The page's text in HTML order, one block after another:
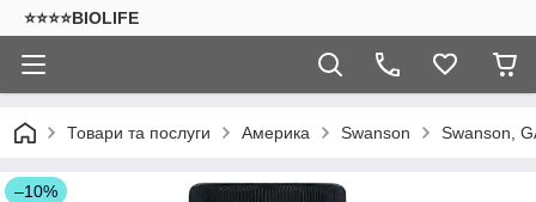
⭐⭐⭐⭐BIOLIFE
Товари та послуги Америка Swanson Swanson,
–10%